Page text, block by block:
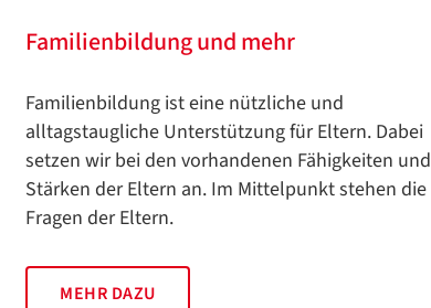
Familienbildung und mehr
Familienbildung ist eine nützliche und
alltagstaugliche Unterstützung für Eltern. Dabei
setzen wir bei den vorhandenen Fähigkeiten und
Stärken der Eltern an. Im Mittelpunkt stehen die
Fragen der Eltern.
MEHR DAZU